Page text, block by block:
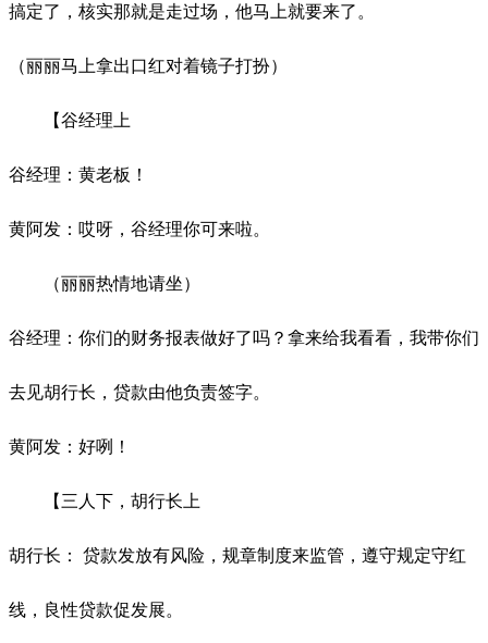
搞定了，核实那就是走过场，他马上就要来了。
（丽丽马上拿出口红对着镜子打扮）
【谷经理上
谷经理：黄老板！
黄阿发：哎呀，谷经理你可来啦。
（丽丽热情地请坐）
谷经理：你们的财务报表做好了吗？拿来给我看看，我带你们
去见胡行长，贷款由他负责签字。
黄阿发：好咧！
【三人下，胡行长上
胡行长： 贷款发放有风险，规章制度来监管，遵守规定守红
线，良性贷款促发展。